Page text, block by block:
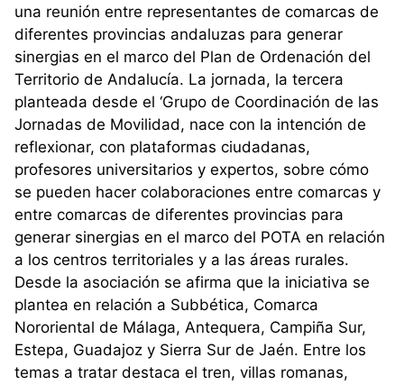
una reunión entre representantes de comarcas de
diferentes provincias andaluzas para generar
sinergias en el marco del Plan de Ordenación del
Territorio de Andalucía. La jornada, la tercera
planteada desde el ‘Grupo de Coordinación de las
Jornadas de Movilidad, nace con la intención de
reflexionar, con plataformas ciudadanas,
profesores universitarios y expertos, sobre cómo
se pueden hacer colaboraciones entre comarcas y
entre comarcas de diferentes provincias para
generar sinergias en el marco del POTA en relación
a los centros territoriales y a las áreas rurales.
Desde la asociación se afirma que la iniciativa se
plantea en relación a Subbética, Comarca
Nororiental de Málaga, Antequera, Campiña Sur,
Estepa, Guadajoz y Sierra Sur de Jaén. Entre los
temas a tratar destaca el tren, villas romanas,